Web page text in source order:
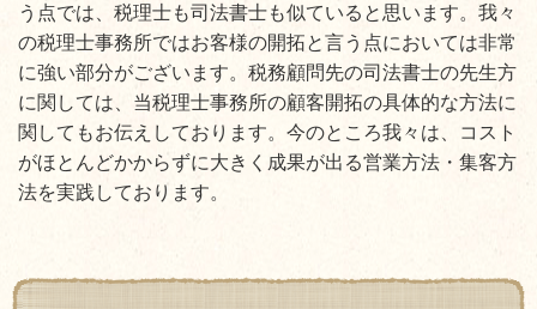
う点では、税理士も司法書士も似ていると思います。我々
の税理士事務所ではお客様の開拓と言う点においては非常
に強い部分がございます。税務顧問先の司法書士の先生方
に関しては、当税理士事務所の顧客開拓の具体的な方法に
関してもお伝えしております。今のところ我々は、コスト
がほとんどかからずに大きく成果が出る営業方法・集客方
法を実践しております。